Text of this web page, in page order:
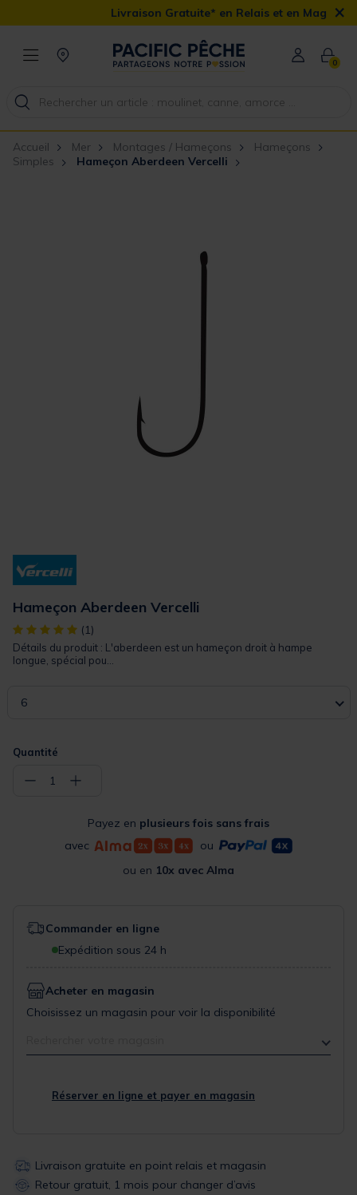
Livraison Gratuite* en Relais et en Magasin ×
0
Accueil Mer Montages / Hameçons
Hameçons
Simples
Hameçon Aberdeen Vercelli
Hameçon Aberdeen Vercelli
[object Object] out of 5 Customer Rating
(1)
Détails du produit : L'aberdeen est un hameçon droit à hampe
longue, spécial pou...
6
Quantité
− 1 +
Payez en plusieurs fois sans frais
avec
ou
ou en 10x avec Alma
Commander en ligne
Expédition sous 24 h
Acheter en magasin
Choisissez un magasin pour voir la disponibilité
Réserver en ligne et payer en magasin
Livraison gratuite en point relais et magasin
Retour gratuit, 1 mois pour changer d’avis